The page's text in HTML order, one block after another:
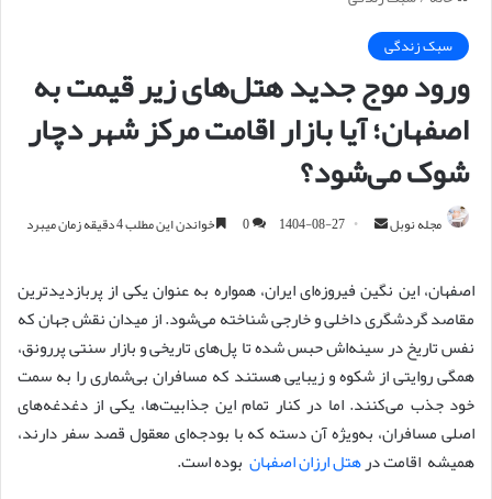
سبک زندگی
ورود موج جدید هتل‌های زیر قیمت به
اصفهان؛ آیا بازار اقامت مرکز شهر دچار
شوک می‌شود؟
مجله نوبل
ا
ل
ا
ی
م
ی
ل
1404-08-27
0 خواندن این مطلب 4 دقیقه زمان میبرد
اصفهان، این نگین فیروزه‌ای ایران، همواره به عنوان یکی از پربازدیدترین
مقاصد گردشگری داخلی و خارجی شناخته می‌شود. از میدان نقش جهان که
نفس تاریخ در سینه‌اش حبس شده تا پل‌های تاریخی و بازار سنتی پررونق،
همگی روایتی از شکوه و زیبایی هستند که مسافران بی‌شماری را به سمت
خود جذب می‌کنند. اما در کنار تمام این جذابیت‌ها، یکی از دغدغه‌های
اصلی مسافران، به‌ویژه آن دسته که با بودجه‌ای معقول قصد سفر دارند،
همیشه اقامت درهتل ارزان اصفهان بوده است.